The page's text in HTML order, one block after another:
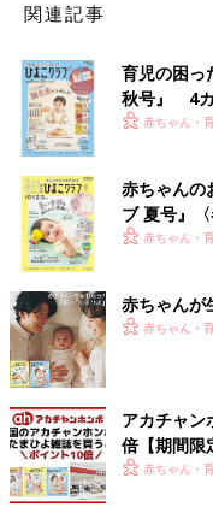
関連記事
育児の困っ
秋号』 4カ
いっぱい！
赤ちゃん・
赤ちゃんの
ブ 夏号』
く！ おっ
赤ちゃん・
赤ちゃんが
赤ちゃん・
アカチャン
倍【期間限
赤ちゃん・